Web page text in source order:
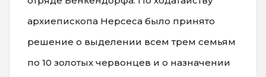
архиепископа Нерсеса было принято
решение о выделении всем трем семьям
по 10 золотых червонцев и о назначении